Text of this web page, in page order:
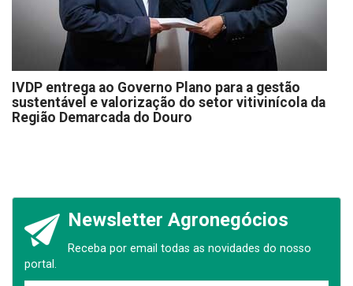
IVDP entrega ao Governo Plano para a gestão
sustentável e valorização do setor vitivinícola da
Região Demarcada do Douro
Newsletter Agronegócios
Receba por email todas as novidades do nosso
portal.